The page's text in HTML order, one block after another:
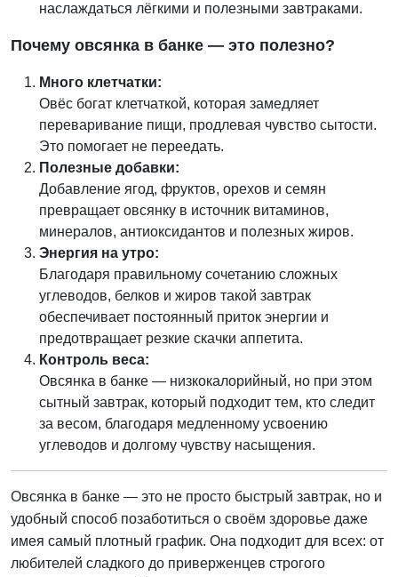
наслаждаться лёгкими и полезными завтраками.
Почему овсянка в банке — это полезно?
Много клетчатки:
Овёс богат клетчаткой, которая замедляет
переваривание пищи, продлевая чувство сытости.
Это помогает не переедать.
Полезные добавки:
Добавление ягод, фруктов, орехов и семян
превращает овсянку в источник витаминов,
минералов, антиоксидантов и полезных жиров.
Энергия на утро:
Благодаря правильному сочетанию сложных
углеводов, белков и жиров такой завтрак
обеспечивает постоянный приток энергии и
предотвращает резкие скачки аппетита.
Контроль веса:
Овсянка в банке — низкокалорийный, но при этом
сытный завтрак, который подходит тем, кто следит
за весом, благодаря медленному усвоению
углеводов и долгому чувству насыщения.
Овсянка в банке — это не просто быстрый завтрак, но и
удобный способ позаботиться о своём здоровье даже
имея самый плотный график. Она подходит для всех: от
любителей сладкого до приверженцев строгого